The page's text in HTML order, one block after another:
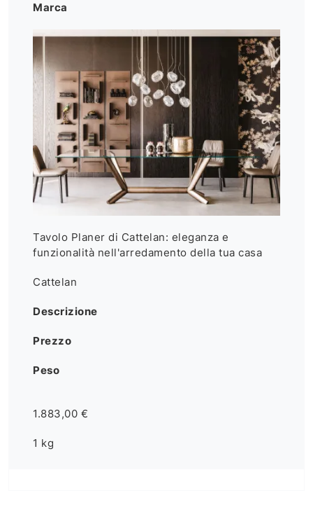
Marca
Tavolo Planer di Cattelan: eleganza e
funzionalità nell'arredamento della tua casa
Cattelan
Descrizione
Prezzo
Peso
1.883,00 €
1 kg